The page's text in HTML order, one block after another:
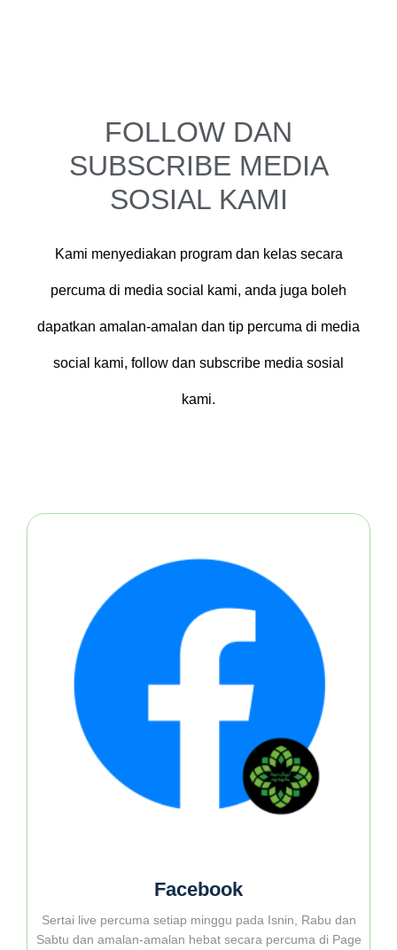
FOLLOW DAN
SUBSCRIBE MEDIA
SOSIAL KAMI
Kami menyediakan program dan kelas secara
percuma di media social kami, anda juga boleh
dapatkan amalan-amalan dan tip percuma di media
social kami, follow dan subscribe media sosial
kami.
Facebook
Sertai live percuma setiap minggu pada Isnin, Rabu dan
Sabtu dan amalan-amalan hebat secara percuma di Page